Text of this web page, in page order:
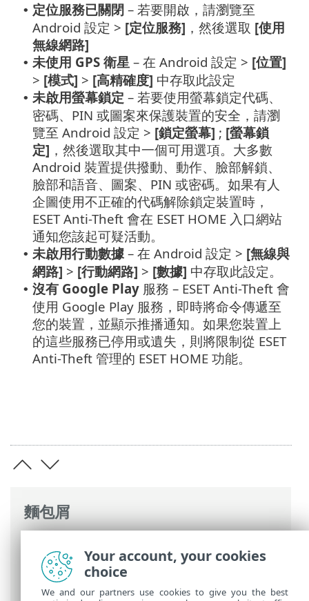
麵包屑
用 ESET Mobile Security > Anti-Theft> 最
佳化
• 定位服務已關閉 – 若要開啟，請瀏覽至
Android 設定 > [定位服務] ，然後選取 [使用
無線網路]
• 未使用 GPS 衛星 – 在 Android 設定 > [位置]
> [模式] > [高精確度] 中存取此設定
• 未啟用螢幕鎖定 – 若要使用螢幕鎖定代碼、
密碼、PIN 或圖案來保護裝置的安全，請瀏
覽至 Android 設定 > [鎖定螢幕] ; [螢幕鎖
定] ，然後選取其中一個可用選項。大多數
Android 裝置提供撥動、動作、臉部解鎖、
臉部和語音、圖案、PIN 或密碼。如果有人
企圖使用不正確的代碼解除鎖定裝置時，
ESET Anti-Theft 會在 ESET HOME 入口網站
通知您該起可疑活動。
• 未啟用行動數據 – 在 Android 設定 > [無線與
網路] > [行動網路] > [數據] 中存取此設定。
• 沒有 Google Play 服務 – ESET Anti-Theft 會
使用 Google Play 服務，即時將命令傳遞至
您的裝置，並顯示推播通知。如果您裝置上
的這些服務已停用或遺失，則將限制從 ESET
Anti-Theft 管理的 ESET HOME 功能。
Your account, your cookies
choice
We and our partners use cookies to give you the best